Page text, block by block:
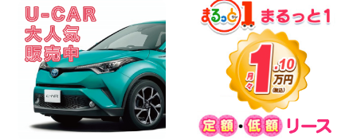
100円レンタカー 大阪高石
2026年08月09日
お盆期間中の休業期間のご案内 千葉県 千
葉花見川店
100円レンタカー 千葉花見川
2026年08月08日
やっぱりオープンカーは最高!!!ですね 兵
庫県 加古川店